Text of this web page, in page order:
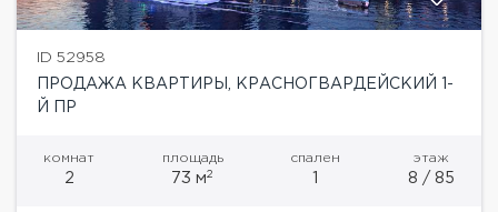
ID 52958
ПРОДАЖА КВАРТИРЫ, КРАСНОГВАРДЕЙСКИЙ 1-
Й ПР
комнат
2
площадь
73 м2
спален
1
этаж
8 / 85